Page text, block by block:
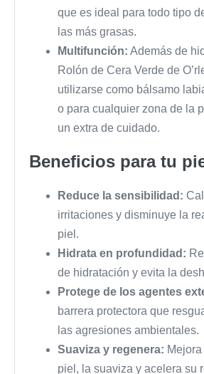
que es ideal para todo tipo
las más grasas.
Multifunción: Además de
Rolón de Cera Verde de
utilizarse como bálsamo
o para cualquier zona de la
un extra de cuidado.
Beneficios para tu
Reduce la sensibilidad:
irritaciones y disminuye la
piel.
Hidrata en profundidad:
de hidratación y evita la
Protege de los agentes
barrera protectora que
las agresiones ambientales.
Suaviza y regenera:
piel, la suaviza y acelera su